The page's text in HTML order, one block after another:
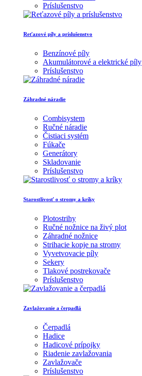
Príslušenstvo
Reťazové píly a príslušenstvo
Benzínové píly
Akumulátorové a elektrické píly
Príslušenstvo
Záhradné náradie
Combisystem
Ručné náradie
Čistiaci systém
Fúkače
Generátory
Skladovanie
Príslušenstvo
Starostlivosť o stromy a kríky
Plotostrihy
Ručné nožnice na živý plot
Záhradné nožnice
Strihacie kopje na stromy
Vyvetvovacie píly
Sekery
Tlakové postrekovače
Príslušenstvo
Zavlažovanie a čerpadlá
Čerpadlá
Hadice
Hadicové prípojky
Riadenie zavlažovania
Zavlažovače
Príslušenstvo